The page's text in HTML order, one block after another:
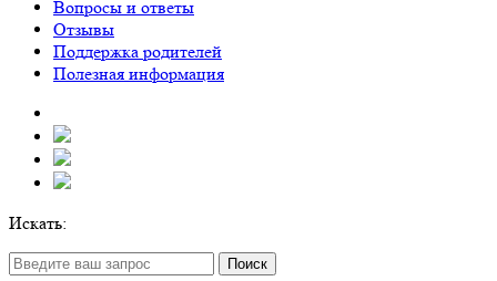
Вопросы и ответы
Отзывы
Поддержка родителей
Полезная информация
Искать:
Поиск